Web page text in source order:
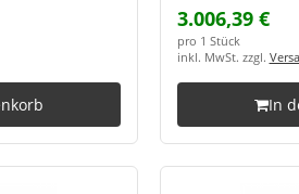
3.006,39 €
pro 1 Stück
inkl. MwSt. zzgl.
In